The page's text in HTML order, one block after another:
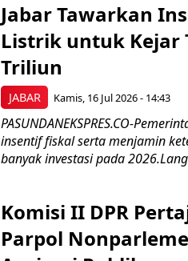
JABAR
Jabar Tawarkan
Listrik untuk Kejar
Triliun
Kamis, 16 Jul 2026 - 14:43
PASUNDANEKSPRES.CO-
insentif fiskal serta menjamin
banyak investasi pada
Komisi II DPR
Parpol